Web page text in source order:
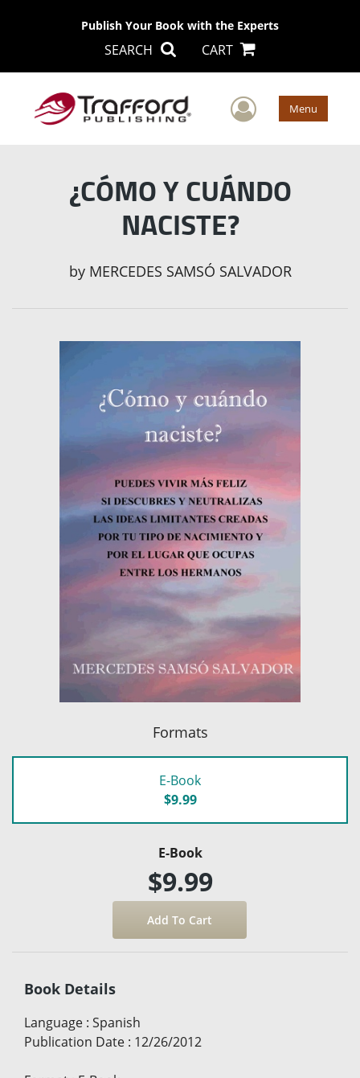
Publish Your Book with the Experts
SEARCH CART
User Menu
¿CÓMO Y CUÁNDO
NACISTE?
by MERCEDES SAMSÓ SALVADOR
Formats
E-Book
$9.99
E-Book
$9.99
Book Details
Language : Spanish
Publication Date : 12/26/2012